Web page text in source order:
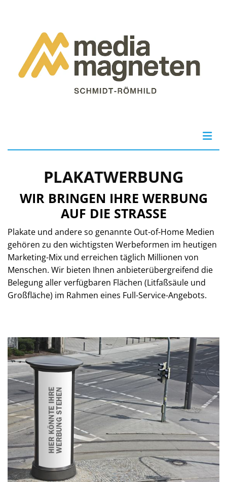
PLAKATWERBUNG
WIR BRINGEN IHRE WERBUNG
AUF DIE STRASSE
Plakate und andere so genannte Out-of-Home Medien
gehören zu den wichtigsten Werbeformen im heutigen
Marketing-Mix und erreichen täglich Millionen von
Menschen. Wir bieten Ihnen anbieterübergreifend die
Belegung aller verfügbaren Flächen (Litfaßsäule und
Großfläche) im Rahmen eines Full-Service-Angebots.